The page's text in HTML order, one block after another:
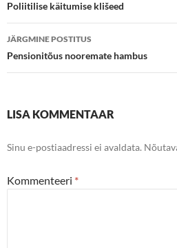
töölaud
Poliitilise käitumise klišeed
JÄRGMINE POSTITUS
Pensionitõus nooremate hambus
LISA KOMMENTAAR
Sinu e-postiaadressi ei avaldata.
Kommenteeri *